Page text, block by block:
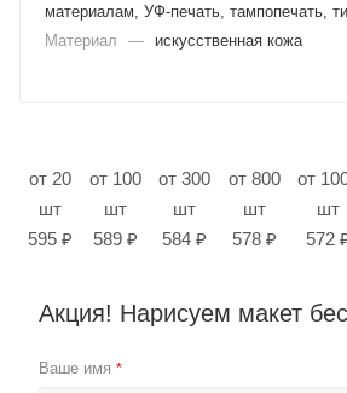
материалам, УФ-печать, тампопечать,
Материал
— искусственная кожа
от 20
шт
595 ₽
от 100
шт
589 ₽
от 300
шт
584 ₽
от 800
шт
578 ₽
от
шт
572
Акция! Нарисуем макет
Ваше имя *